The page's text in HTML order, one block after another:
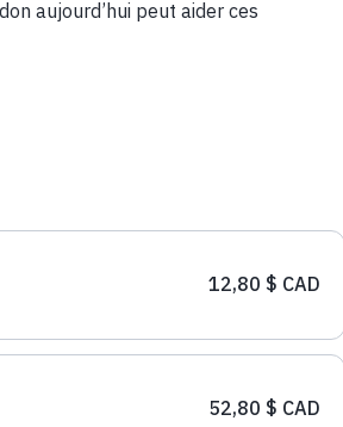
aujourd’hui peut aider ces
12,80 $ CAD
52,80 $ CAD